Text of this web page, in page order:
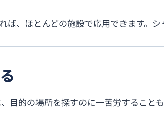
ば、ほとんどの施設で応用できます。
目的の場所を探すのに一苦労すること